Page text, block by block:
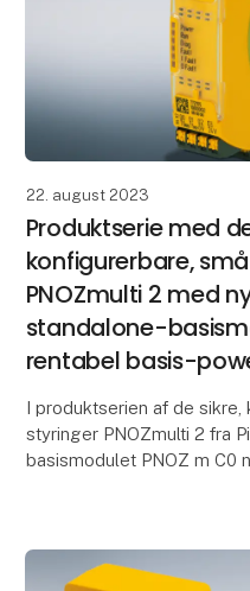
22. august 2023
Produktserie med
konfigurerbare,
PNOZmulti 2 med
standalone-
rentabel basis-
I produktserien af de sikre,
styringer PNOZmulti 2 fra
basismodulet PNOZ m C0